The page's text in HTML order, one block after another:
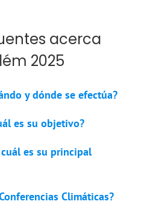
acerca
2025
y dónde se efectúa?
es su objetivo?
cuál es su principal
Climáticas?